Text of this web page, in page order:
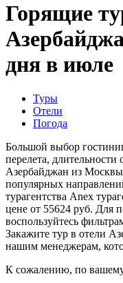
Горящие
дня в июле
Туры
Отели
Погода
Большой выбор
перелета,
Азербайджан из
популярных
турагентства Anex
цене от 55624 руб. Для
воспользуйтесь
Закажите тур в отели
нашим менеджерам,
К сожалению, по